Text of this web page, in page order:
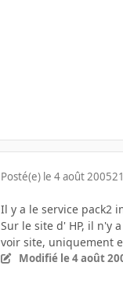
Posté(e) le 4 août 2005
Il y a le service pack2
Sur le site d' HP, il n'y
voir site, uniquement
Modifié le 4 août